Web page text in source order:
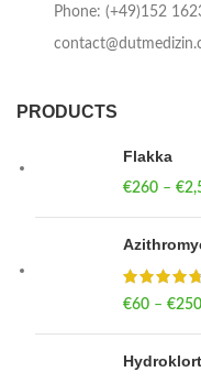
Phone: (+49)152
PRODUCTS
Flakka
€260 – €
€60 – €250